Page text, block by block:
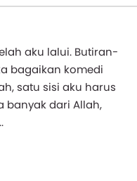
aku lalui. Butiran-
bagaikan komedi
satu sisi aku harus
banyak dari Allah,